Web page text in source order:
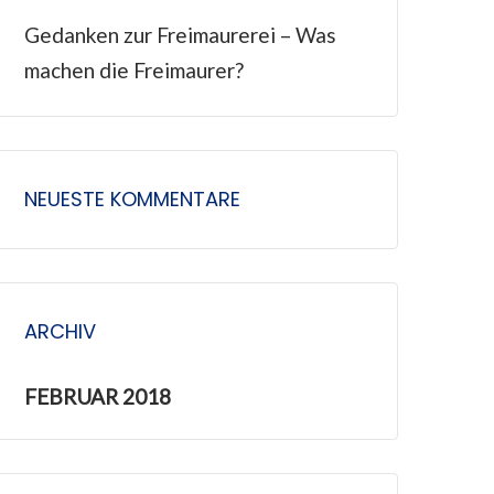
a
c
Gedanken zur Freimaurerei – Was
machen die Freimaurer?
NEUESTE KOMMENTARE
ARCHIV
FEBRUAR 2018